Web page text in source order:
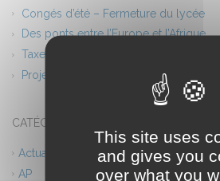
Congés d’été – Fermeture du lycée
Des ponts entre l’Europe et l’Afrique
Taxe d’apprentissage 2026
Projet théâtre
CATÉGORIES
Actualités
AP
This site uses
and gives you
over what you